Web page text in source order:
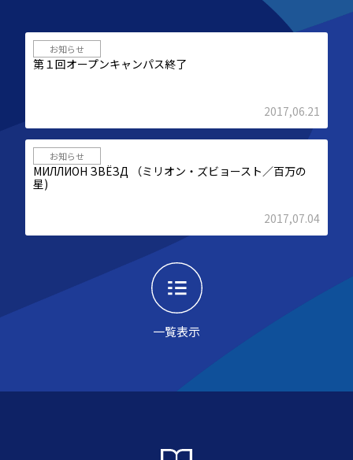
お知らせ
第１回オープンキャンパス終了
2017,06.21
一覧表示
お知らせ
МИЛЛИОН ЗВЁЗД （ミリオン・ズビョースト／百万の
星)
2017,07.04